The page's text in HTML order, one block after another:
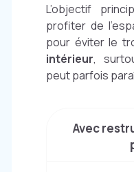
L’objectif
profiter de
pour éviter le
intérieur,
peut parfois
Avec